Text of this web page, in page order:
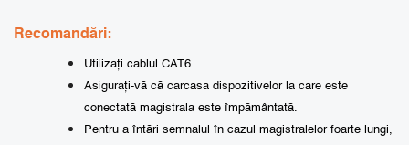
Recomandări:
Utilizați cablul CAT6.
Asigurați-vă că carcasa dispozitivelor la care este
conectată magistrala este împământată.
Pentru a întări semnalul în cazul magistralelor foarte lungi,